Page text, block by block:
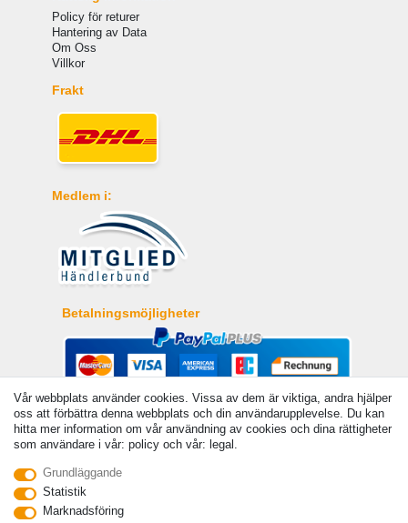
Policy för returer
Hantering av Data
Om Oss
Villkor
Frakt
Medlem i:
Betalningsmöjligheter
© Copyright 2026 | Alla rattigheter forbehallna. - Angivna priser är inklusive 19 %
Vår webbplats använder cookies. Vissa av dem är viktiga, andra hjälper
oss att förbättra denna webbplats och din användarupplevelse. Du kan
hitta mer information om vår användning av cookies och dina rättigheter
som användare i vår: policy och vår: legal.
Grundläggande
Statistik
Marknadsföring